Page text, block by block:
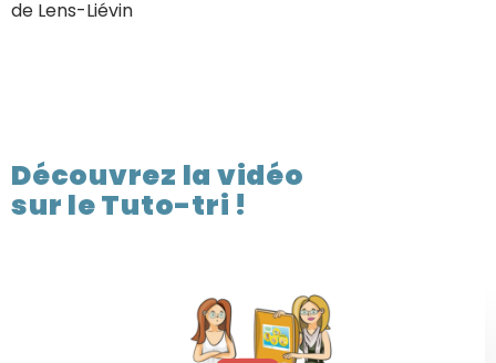
de Lens-Liévin
Découvrez la vidéo
sur le Tuto-tri !